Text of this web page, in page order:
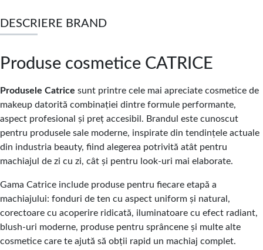
DESCRIERE BRAND
Produse cosmetice CATRICE
Produsele Catrice sunt printre cele mai apreciate cosmetice de
makeup datorită combinației dintre formule performante,
aspect profesional și preț accesibil. Brandul este cunoscut
pentru produsele sale moderne, inspirate din tendințele actuale
din industria beauty, fiind alegerea potrivită atât pentru
machiajul de zi cu zi, cât și pentru look-uri mai elaborate.
Gama Catrice include produse pentru fiecare etapă a
machiajului: fonduri de ten cu aspect uniform și natural,
corectoare cu acoperire ridicată, iluminatoare cu efect radiant,
blush-uri moderne, produse pentru sprâncene și multe alte
cosmetice care te ajută să obții rapid un machiaj complet.